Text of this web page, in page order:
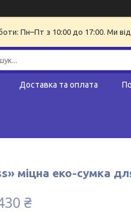
Пн–Пт з 10:00 до 17:00. Ми
Доставка та оплата
міцна еко-сумка
₴